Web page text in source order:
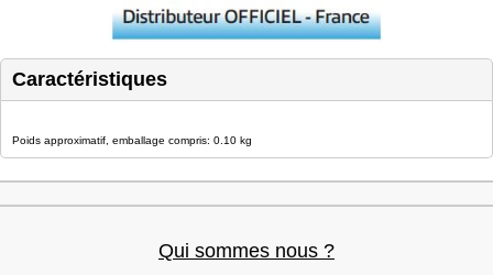
Caractéristiques
Poids approximatif, emballage compris: 0.10 kg
Qui sommes nous ?